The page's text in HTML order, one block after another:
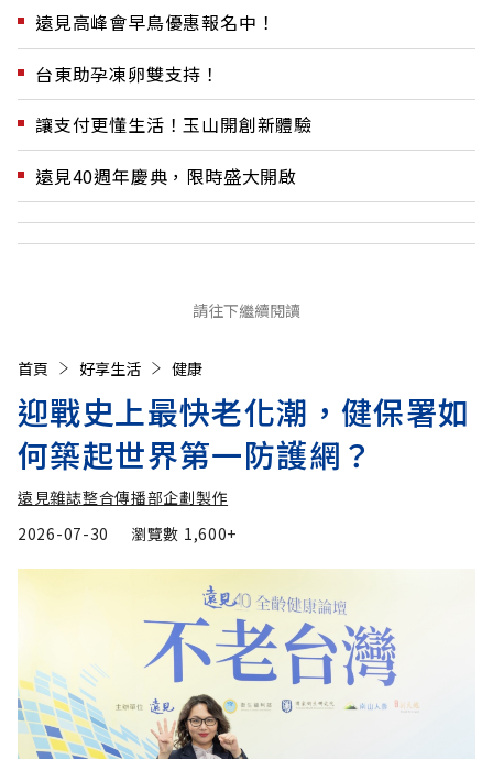
遠見高峰會早鳥優惠報名中！
台東助孕凍卵雙支持！
讓支付更懂生活！玉山開創新體驗
遠見40週年慶典，限時盛大開啟
請往下繼續閱讀
首頁 好享生活 健康
迎戰史上最快老化潮，健保署如
何築起世界第一防護網？
遠見雜誌整合傳播部企劃製作
2026-07-30
瀏覽數 1,600+